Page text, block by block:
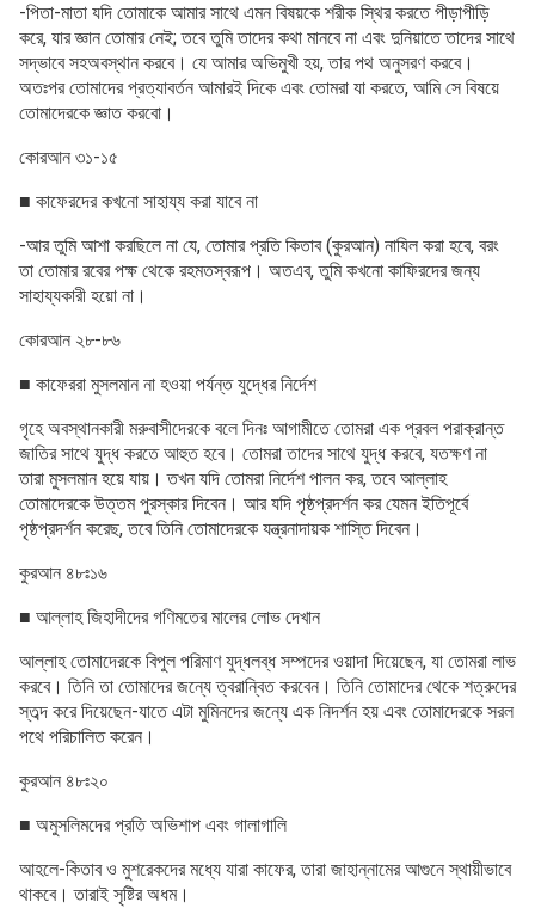
-পিতা-মাতা যদি তোমাকে আমার সাথে এমন বিষয়কে শরীক স্থির করতে পীড়াপীড়ি
করে, যার জ্ঞান তোমার নেই; তবে তুমি তাদের কথা মানবে না এবং দুনিয়াতে তাদের সাথে
সদ্ভাবে সহঅবস্থান করবে। যে আমার অভিমুখী হয়, তার পথ অনুসরণ করবে।
অতঃপর তোমাদের প্রত্যাবর্তন আমারই দিকে এবং তোমরা যা করতে, আমি সে বিষয়ে
তোমাদেরকে জ্ঞাত করবো।
কোরআন ৩১-১৫
■ কাফেরদের কখনো সাহায্য করা যাবে না
-আর তুমি আশা করছিলে না যে, তোমার প্রতি কিতাব (কুরআন) নাযিল করা হবে, বরং
তা তোমার রবের পক্ষ থেকে রহমতস্বরূপ। অতএব, তুমি কখনো কাফিরদের জন্য
সাহায্যকারী হয়ো না।
কোরআন ২৮-৮৬
■ কাফেররা মুসলমান না হওয়া পর্যন্ত যুদ্ধের নির্দেশ
গৃহে অবস্থানকারী মরুবাসীদেরকে বলে দিনঃ আগামীতে তোমরা এক প্রবল পরাক্রান্ত
জাতির সাথে যুদ্ধ করতে আহুত হবে। তোমরা তাদের সাথে যুদ্ধ করবে, যতক্ষণ না
তারা মুসলমান হয়ে যায়। তখন যদি তোমরা নির্দেশ পালন কর, তবে আল্লাহ
তোমাদেরকে উত্তম পুরস্কার দিবেন। আর যদি পৃষ্ঠপ্রদর্শন কর যেমন ইতিপূর্বে
পৃষ্ঠপ্রদর্শন করেছ, তবে তিনি তোমাদেরকে যন্ত্রনাদায়ক শাস্তি দিবেন।
কুরআন ৪৮ঃ১৬
■ আল্লাহ জিহাদীদের গণিমতের মালের লোভ দেখান
আল্লাহ তোমাদেরকে বিপুল পরিমাণ যুদ্ধলব্ধ সম্পদের ওয়াদা দিয়েছেন, যা তোমরা লাভ
করবে। তিনি তা তোমাদের জন্যে ত্বরান্বিত করবেন। তিনি তোমাদের থেকে শত্রুদের
স্তব্দ করে দিয়েছেন-যাতে এটা মুমিনদের জন্যে এক নিদর্শন হয় এবং তোমাদেরকে সরল
পথে পরিচালিত করেন।
কুরআন ৪৮ঃ২০
■ অমুসলিমদের প্রতি অভিশাপ এবং গালাগালি
আহলে-কিতাব ও মুশরেকদের মধ্যে যারা কাফের, তারা জাহান্নামের আগুনে স্থায়ীভাবে
থাকবে। তারাই সৃষ্টির অধম।